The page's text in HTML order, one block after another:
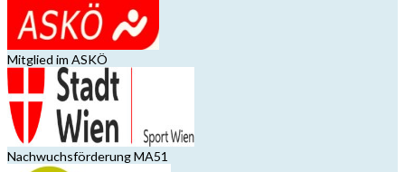
Mitglied im ASKÖ
Nachwuchsförderung MA51